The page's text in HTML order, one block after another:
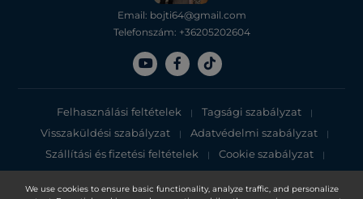
We use cookies to ensure basic functionality, analyze traffic, and personalize
Email: bojti64@gmail.com
Telefonszám: +36205202604
Felhasználási feltételek | Tagsági szabályzat |
Visszaküldési szabályzat | Adatvédelmi szabályzat |
Szállítási és fizetési feltételek | Cookie szabályzat |
Adatvédelmi tájékoztató